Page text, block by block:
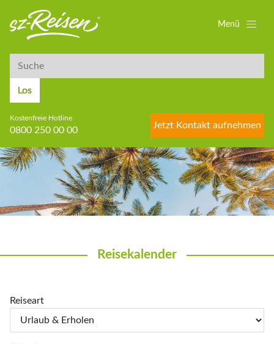
Suche
Los
Kostenfreie Hotline
0800 250 00 00
Jetzt Kontakt aufnehmen
Menü
Reisekalender
Reiseart